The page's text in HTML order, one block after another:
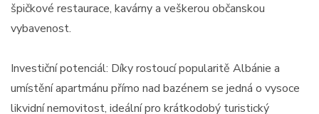
špičkové restaurace, kavárny a veškerou občanskou
vybavenost.
Investiční potenciál: Díky rostoucí popularitě Albánie a
umístění apartmánu přímo nad bazénem se jedná o vysoce
likvidní nemovitost, ideální pro krátkodobý turistický